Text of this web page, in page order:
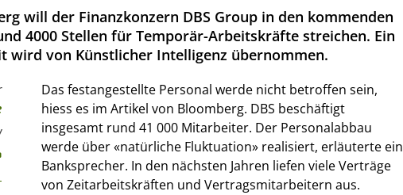
will der Finanzkonzern DBS Group in den kommenden
4000 Stellen für Temporär-Arbeitskräfte streichen. Ein
wird von Künstlicher Intelligenz übernommen.
Das festangestellte Personal werde nicht betroffen sein,
hiess es im Artikel von Bloomberg. DBS beschäftigt
insgesamt rund 41 000 Mitarbeiter. Der Personalabbau
werde über «natürliche Fluktuation» realisiert, erläuterte ein
Banksprecher. In den nächsten Jahren liefen viele Verträge
von Zeitarbeitskräften und Vertragsmitarbeitern aus.